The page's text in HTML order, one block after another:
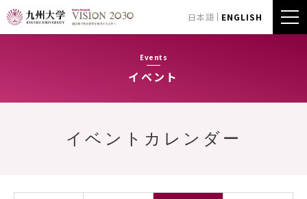
日本語 ENGLISH
Events
イベント
イベントカレンダー